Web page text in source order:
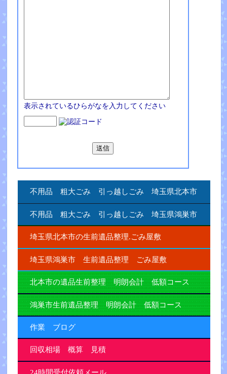
表示されているひらがなを入力してください
不用品 粗大ごみ 引っ越しごみ 埼玉県北本市
不用品 粗大ごみ 引っ越しごみ 埼玉県鴻巣市
埼玉県北本市の生前遺品整理.ごみ屋敷
埼玉県鴻巣市 生前遺品整理 ごみ屋敷
北本市の遺品生前整理 明朗会計 低額コース
鴻巣市生前遺品整理 明朗会計 低額コース
作業 ブログ
回収相場 概算 見積
24時間受付依頼メール